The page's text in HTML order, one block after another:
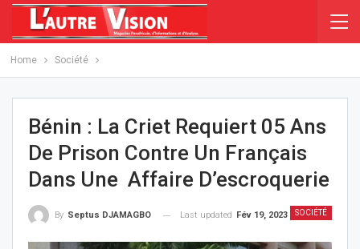
Home Société
Bénin : La Criet Requiert 05 Ans
De Prison Contre Un Français
Dans Une Affaire D’escroquerie
SOCIÉTÉ
By Septus DJAMAGBO Last updated Fév 19, 2023